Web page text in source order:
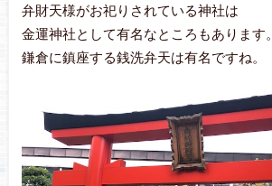
弁財天様がお祀りされている神社は
金運神社として有名なところもあります。
鎌倉に鎮座する銭洗弁天は有名ですね。